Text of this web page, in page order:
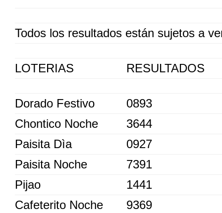
Todos los resultados están sujetos a
LOTERIAS RESULTADOS
Dorado Festivo
0893
Chontico Noche
3644
Paisita Dìa
0927
Paisita Noche
7391
Pijao
1441
Cafeterito Noche
9369